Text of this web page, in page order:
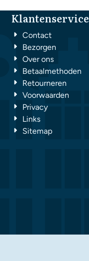
Klantenservice
Contact
Bezorgen
Over ons
Betaalmethoden
Retourneren
Voorwaarden
Privacy
Links
Sitemap